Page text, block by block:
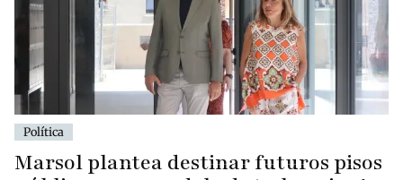
Política
Marsol plantea destinar futuros pisos